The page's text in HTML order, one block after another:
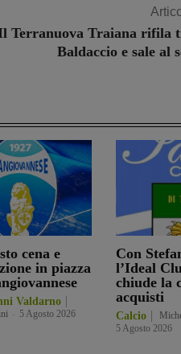
Terranuova Traiana rifila
Baldaccio e sale al
cena e
in piazza
Valdarno
5 Agosto 2026
Con
l’Ideal
chiude la
acquisti
Calcio
5 Agosto 2026